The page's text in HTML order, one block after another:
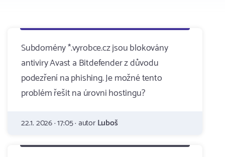
Subdomény *.vyrobce.cz jsou blokovány
antiviry Avast a Bitdefender z důvodu
podezření na phishing. Je možné tento
problém řešit na úrovni hostingu?
22.1. 2026 · 17:05 · autorLuboš